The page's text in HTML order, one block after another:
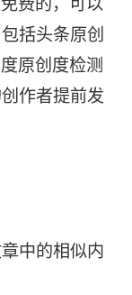
括头条原创
原创度检测
作者提前发
中的相似内